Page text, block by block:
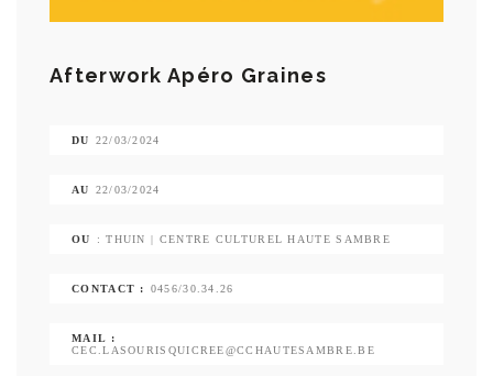
Afterwork Apéro Graines
DU 22/03/2024
AU 22/03/2024
OU : THUIN | CENTRE CULTUREL HAUTE SAMBRE
CONTACT : 0456/30.34.26
MAIL :
CEC.LASOURISQUICREE@CCHAUTESAMBRE.BE